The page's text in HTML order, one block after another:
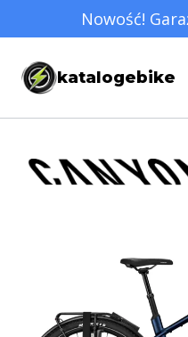
do
treści
Nowość!
katalogebike